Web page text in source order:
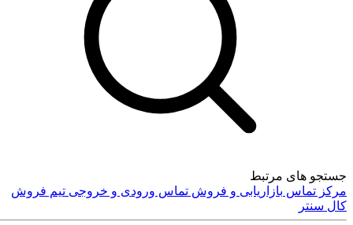
جستجو های مرتبط
مرکز تماس بازاریابی و فروش تماس ورودی و خروجی تیم فروش
کال سنتر